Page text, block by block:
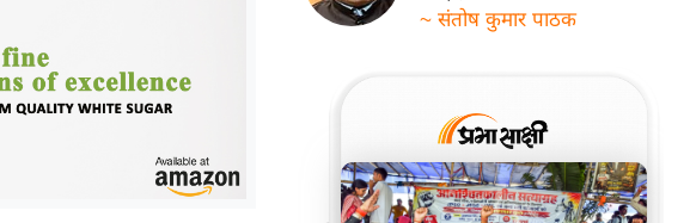
~ संतोष कुमार पाठक